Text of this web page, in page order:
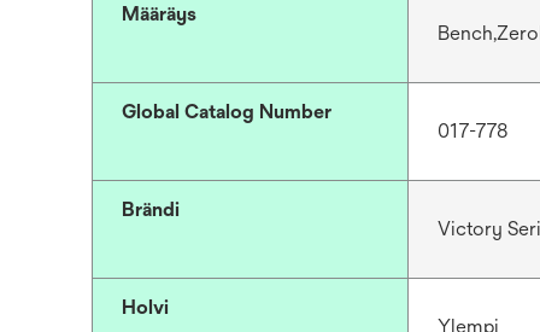
Määräys
Global Catalog Number
017-778
Brändi
Victory
Holvi
Ylempi